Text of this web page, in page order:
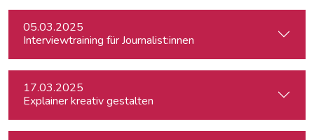
05.03.2025
Interviewtraining für Journalist:innen
17.03.2025
Explainer kreativ gestalten